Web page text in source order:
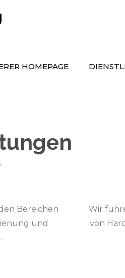
HOMEPAGE
Bereichen
und
Wir
von